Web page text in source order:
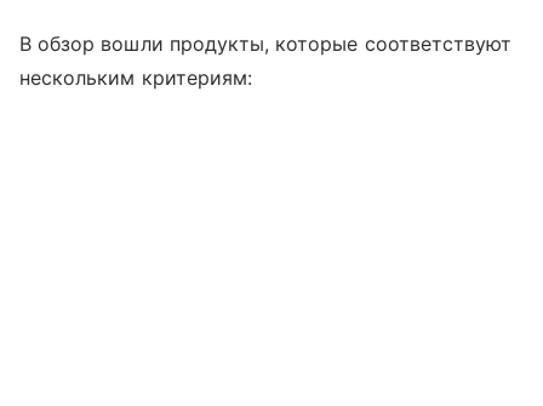
В обзор вошли продукты, которые соответствуют
нескольким критериям: